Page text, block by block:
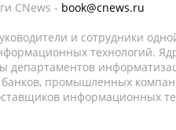
CNews - book@cnews.ru
и сотрудники
технологий.
департаментов
банков, промышленных
информационных